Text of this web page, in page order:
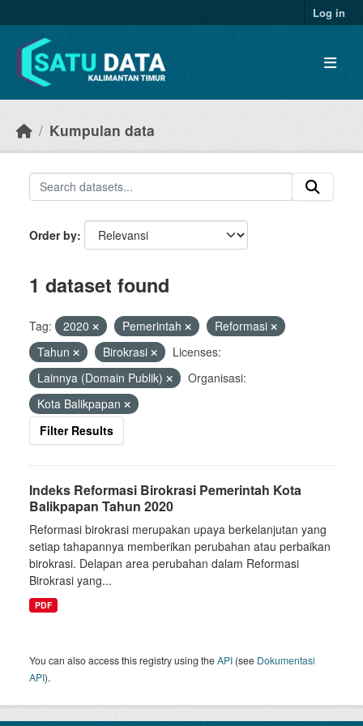
Log in
Kumpulan data
Order by
1 dataset found
Tag: 2020 Pemerintah
Reformasi
Tahun
Birokrasi
Licenses:
Lainnya (Domain Publik)
Organisasi:
Kota Balikpapan
Filter Results
Indeks Reformasi Birokrasi Pemerintah Kota
Balikpapan Tahun 2020
Reformasi birokrasi merupakan upaya berkelanjutan yang
setiap tahapannya memberikan perubahan atau perbaikan
birokrasi. Delapan area perubahan dalam Reformasi
Birokrasi yang...
PDF
You can also access this registry using theAPI (see Dokumentasi
API).